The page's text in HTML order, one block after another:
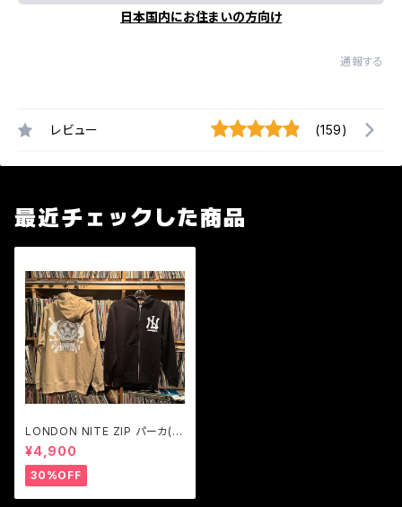
日本国内にお住まいの方向け
通報する
レビュー (159)
最近チェックした商品
LONDON NITE ZIP パーカ(裏
パイル)LN LOGO skull 黒S
のみ
¥4,900
30%OFF